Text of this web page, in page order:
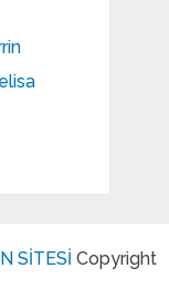
SİTESİ Copyright